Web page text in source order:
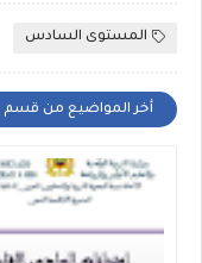
المستوى السادس
أخر المواضيع من